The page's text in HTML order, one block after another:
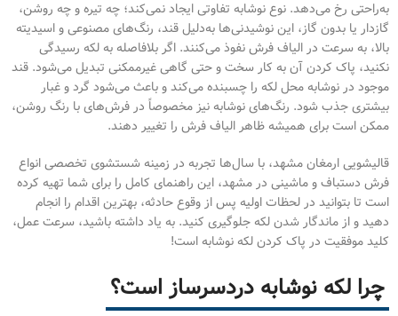
به‌راحتی رخ می‌دهد. نوع نوشابه تفاوتی ایجاد نمی‌کند؛ چه تیره و چه روشن،
گازدار یا بدون گاز، این نوشیدنی‌ها به‌دلیل قند، رنگ‌های مصنوعی و اسیدیته
بالا، به سرعت در الیاف فرش نفوذ می‌کنند. اگر بلافاصله به لکه رسیدگی
نکنید، پاک کردن آن به کار سخت و حتی گاهی غیرممکنی تبدیل می‌شود. قند
موجود در نوشابه محل لکه را چسبنده می‌کند و باعث می‌شود گرد و غبار
بیشتری جذب شود. رنگ‌های نوشابه نیز مخصوصاً در فرش‌های با رنگ روشن،
ممکن است برای همیشه ظاهر الیاف فرش را تغییر دهند.
قالیشویی ارمغان مشهد، با سال‌ها تجربه در زمینه شستشوی تخصصی انواع
فرش دستباف و ماشینی در مشهد، این راهنمای کامل را برای شما تهیه کرده
است تا بتوانید در لحظات اولیه پس از وقوع حادثه، بهترین اقدام را انجام
دهید و از ماندگار شدن لکه جلوگیری کنید. به یاد داشته باشید، سرعت عمل،
کلید موفقیت در پاک کردن لکه نوشابه است!
چرا لکه نوشابه دردسرساز است؟